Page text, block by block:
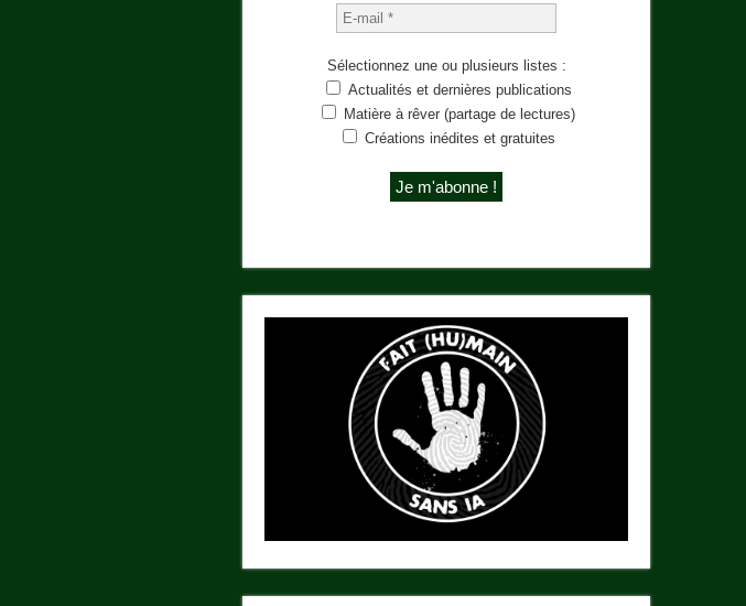
Sélectionnez une ou plusieurs listes :
Actualités et dernières publications
Matière à rêver (partage de lectures)
Créations inédites et gratuites